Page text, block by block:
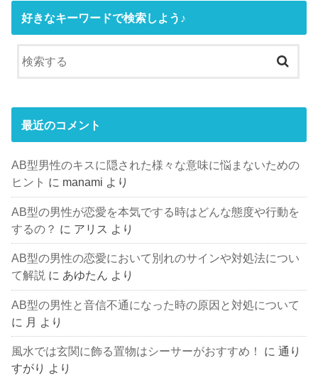
好きなキーワードで検索しよう♪
最近のコメント
AB型男性のキスに隠された様々な意味に悩まないための
ヒント に manami より
AB型の男性が恋愛を本気でする時はどんな態度や行動を
するの？ に アリス より
AB型の男性の恋愛において別れのサインや対処法につい
て解説 に あゆたん より
AB型の男性と音信不通になった時の原因と対処について
に 月 より
風水では玄関に飾る置物はシーサーがおすすめ！ に通り
すがり より